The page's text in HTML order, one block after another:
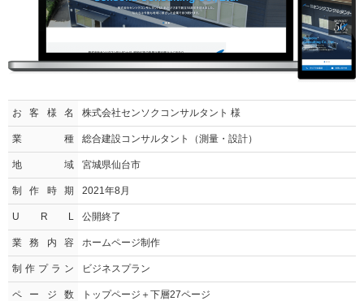
お客様名 株式会社センソクコンサルタント 様
業種 総合建設コンサルタント（測量・設計）
地域 宮城県仙台市
制作時期 2021年8月
U R L 公開終了
業務内容 ホームページ制作
制作プラン ビジネスプラン
ページ数 トップページ＋下層27ページ